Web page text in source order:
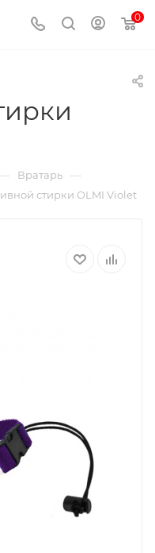
0
Вратарь —
стирки OLMI Violet